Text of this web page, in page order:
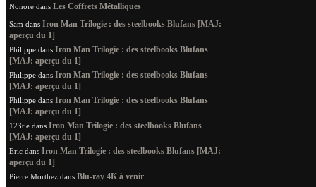
Nonore dans Les Coffrets Métalliques
Sam dans Iron Man Trilogie : des steelbooks Blufans [MAJ:
aperçu du 1]
Philippe dans Iron Man Trilogie : des steelbooks Blufans
[MAJ: aperçu du 1]
Philippe dans Iron Man Trilogie : des steelbooks Blufans
[MAJ: aperçu du 1]
Philippe dans Iron Man Trilogie : des steelbooks Blufans
[MAJ: aperçu du 1]
123tie dans Iron Man Trilogie : des steelbooks Blufans
[MAJ: aperçu du 1]
Eric dans Iron Man Trilogie : des steelbooks Blufans [MAJ:
aperçu du 1]
Pierre Morthez dans Blu-ray 4K à venir